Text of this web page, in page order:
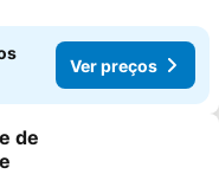
Ver preços
aos favoritos
de